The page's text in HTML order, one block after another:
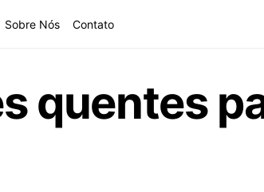
Sobre Nós Contato
quentes